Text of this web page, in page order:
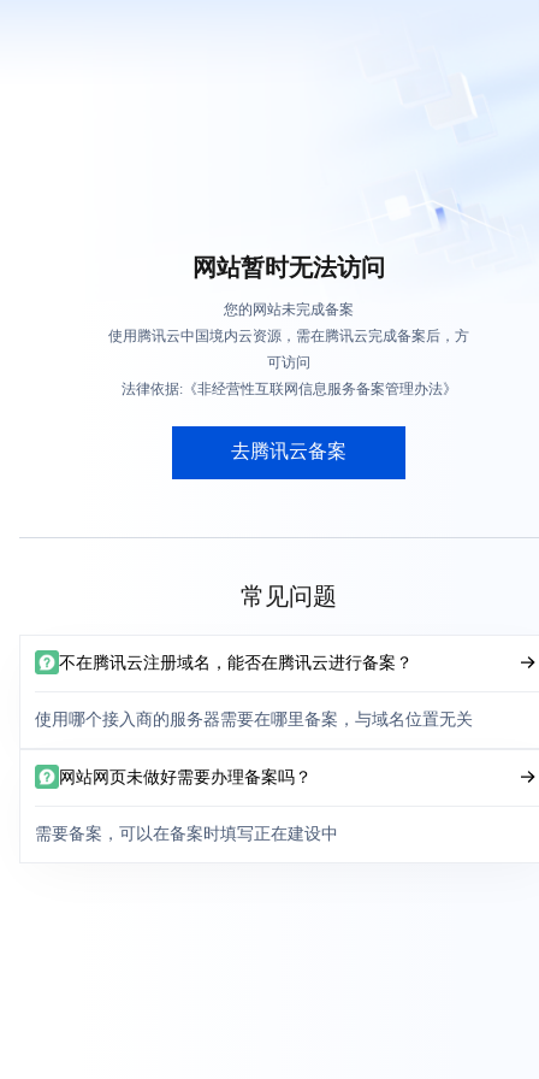
网站暂时无法访问
您的网站未完成备案
使用腾讯云中国境内云资源，需在腾讯云完成备案后，方
可访问
法律依据:《非经营性互联网信息服务备案管理办法》
去腾讯云备案
常见问题
不在腾讯云注册域名，能否在腾讯云进行备案？
使用哪个接入商的服务器需要在哪里备案，与域名位置无关
网站网页未做好需要办理备案吗？
需要备案，可以在备案时填写正在建设中